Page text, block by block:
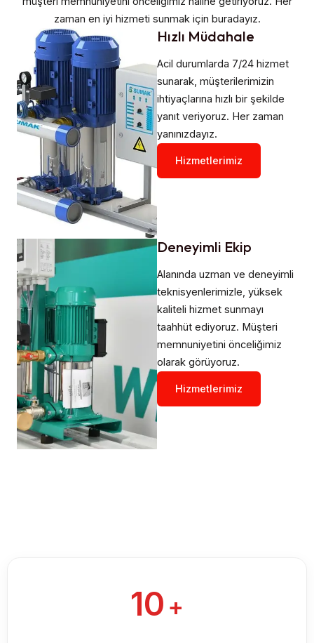
zaman en iyi hizmeti sunmak için buradayız.
Hızlı Müdahale​
Acil durumlarda 7/24 hizmet
sunarak, müşterilerimizin
ihtiyaçlarına hızlı bir şekilde
yanıt veriyoruz. Her zaman
yanınızdayız.
Hizmetlerimiz
Deneyimli Ekip
Alanında uzman ve deneyimli
teknisyenlerimizle, yüksek
kaliteli hizmet sunmayı
taahhüt ediyoruz. Müşteri
memnuniyetini önceliğimiz
olarak görüyoruz.
Hizmetlerimiz
10 +